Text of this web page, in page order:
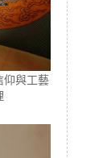
仰與工藝